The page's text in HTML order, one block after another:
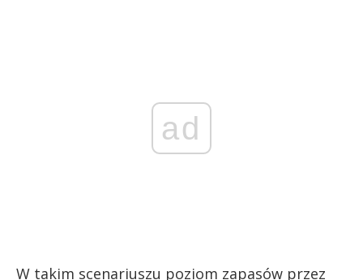
ad
W takim scenariuszu poziom zapasów przez